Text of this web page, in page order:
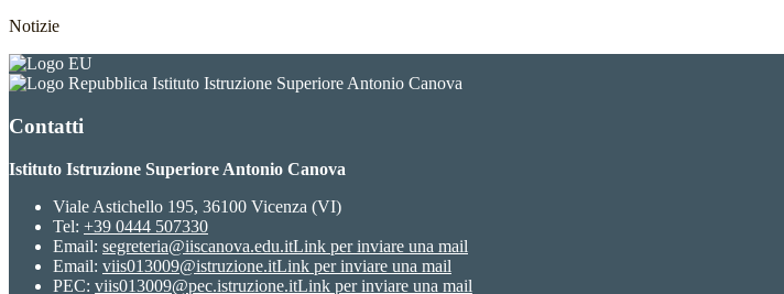
Notizie
Istituto Istruzione Superiore Antonio Canova
Contatti
Istituto Istruzione Superiore Antonio Canova
Viale Astichello 195, 36100 Vicenza (VI)
Tel: +39 0444 507330
Email: segreteria@iiscanova.edu.itLink per inviare una mail
Email: viis013009@istruzione.itLink per inviare una mail
PEC: viis013009@pec.istruzione.itLink per inviare una mail